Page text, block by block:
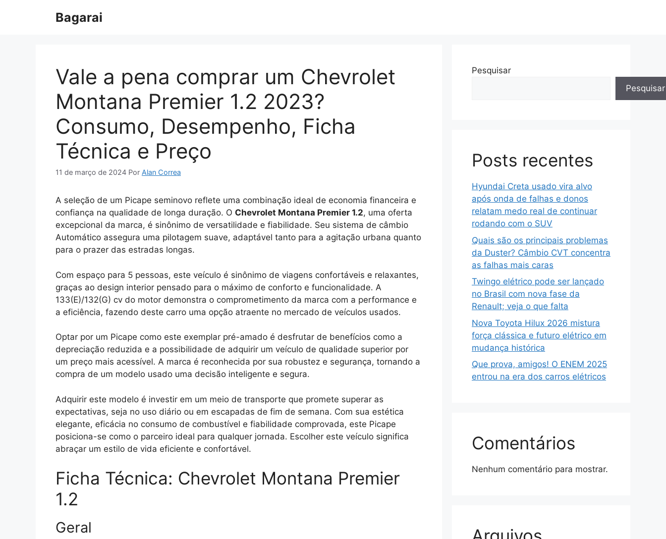
Bagarai
Vale a pena comprar um Chevrolet
Montana Premier 1.2 2023?
Consumo, Desempenho, Ficha
Técnica e Preço
11 de março de 2024 Por Alan Correa
A seleção de um Picape seminovo reflete uma combinação ideal de economia financeira e
confiança na qualidade de longa duração. O Chevrolet Montana Premier 1.2, uma oferta
excepcional da marca, é sinônimo de versatilidade e fiabilidade. Seu sistema de câmbio
Automático assegura uma pilotagem suave, adaptável tanto para a agitação urbana quanto
para o prazer das estradas longas.
Com espaço para 5 pessoas, este veículo é sinônimo de viagens confortáveis e relaxantes,
graças ao design interior pensado para o máximo de conforto e funcionalidade. A
133(E)/132(G) cv do motor demonstra o comprometimento da marca com a performance e
a eficiência, fazendo deste carro uma opção atraente no mercado de veículos usados.
Optar por um Picape como este exemplar pré-amado é desfrutar de benefícios como a
depreciação reduzida e a possibilidade de adquirir um veículo de qualidade superior por
um preço mais acessível. A marca é reconhecida por sua robustez e segurança, tornando a
compra de um modelo usado uma decisão inteligente e segura.
Adquirir este modelo é investir em um meio de transporte que promete superar as
expectativas, seja no uso diário ou em escapadas de fim de semana. Com sua estética
elegante, eficácia no consumo de combustível e fiabilidade comprovada, este Picape
posiciona-se como o parceiro ideal para qualquer jornada. Escolher este veículo significa
abraçar um estilo de vida eficiente e confortável.
Ficha Técnica: Chevrolet Montana Premier
1.2
Geral
Pesquisar
Pesquisar
Posts recentes
Hyundai Creta usado vira alvo
após onda de falhas e donos
relatam medo real de continuar
rodando com o SUV
Quais são os principais problemas
da Duster? Câmbio CVT concentra
as falhas mais caras
Twingo elétrico pode ser lançado
no Brasil com nova fase da
Renault; veja o que falta
Nova Toyota Hilux 2026 mistura
força clássica e futuro elétrico em
mudança histórica
Que prova, amigos! O ENEM 2025
entrou na era dos carros elétricos
Comentários
Nenhum comentário para mostrar.